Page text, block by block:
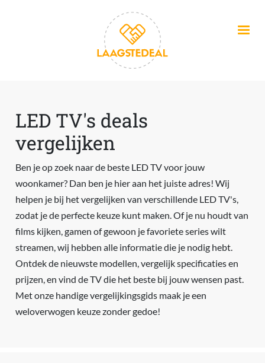
LED TV's deals
vergelijken
Ben je op zoek naar de beste LED TV voor jouw
woonkamer? Dan ben je hier aan het juiste adres! Wij
helpen je bij het vergelijken van verschillende LED TV's,
zodat je de perfecte keuze kunt maken. Of je nu houdt van
films kijken, gamen of gewoon je favoriete series wilt
streamen, wij hebben alle informatie die je nodig hebt.
Ontdek de nieuwste modellen, vergelijk specificaties en
prijzen, en vind de TV die het beste bij jouw wensen past.
Met onze handige vergelijkingsgids maak je een
weloverwogen keuze zonder gedoe!